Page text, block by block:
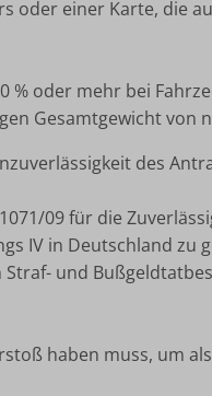
oder einer Karte, die
oder mehr bei
Gesamtgewicht von
des
09 für die
IV in Deutschland
und
haben muss, um